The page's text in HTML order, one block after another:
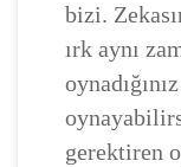
bizi.
ırk aynı
gerektiren